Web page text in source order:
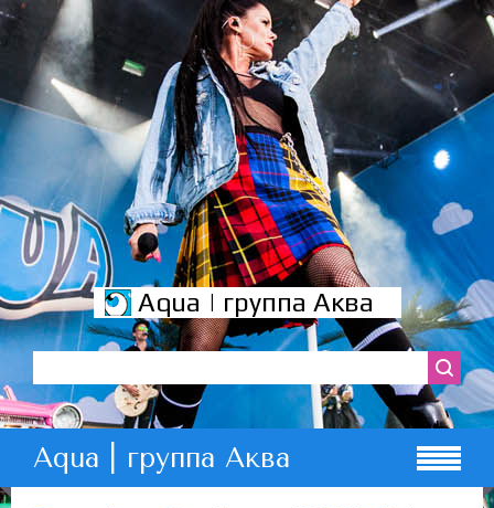
Aqua | группа Аква
Aqua | группа Аква